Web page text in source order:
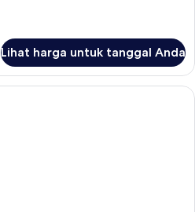
Lihat harga untuk tanggal Anda
Seprai premium, minibar, brankas,